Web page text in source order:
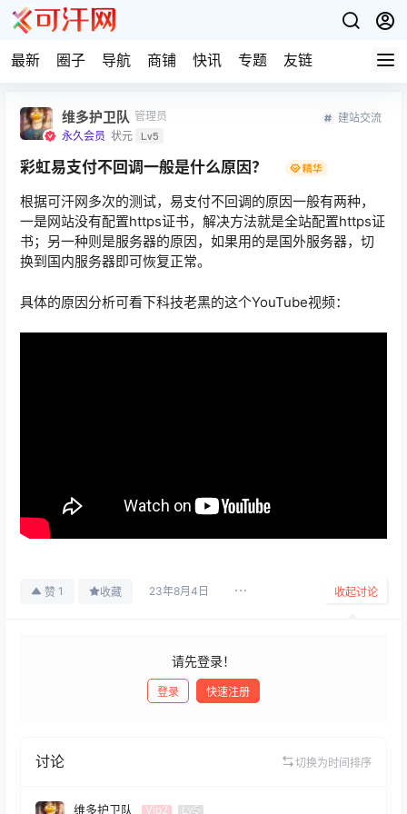
最新 圈子 导航 商铺 快讯 专题 友链
维多护卫队 管理员
永久会员 状元 Lv5
建站交流
彩虹易支付不回调一般是什么原因？
根据可汗网多次的测试，易支付不回调的原因一般有两种，
一是网站没有配置https证书，解决方法就是全站配置https证
书；另一种则是服务器的原因，如果用的是国外服务器，切
换到国内服务器即可恢复正常。
具体的原因分析可看下科技老黑的这个YouTube视频：
赞 1 收藏 23年8月4日 收起讨论
请先登录！
登录 快速注册
讨论 切换为时间排序
维多护卫队 Vip2 Lv5